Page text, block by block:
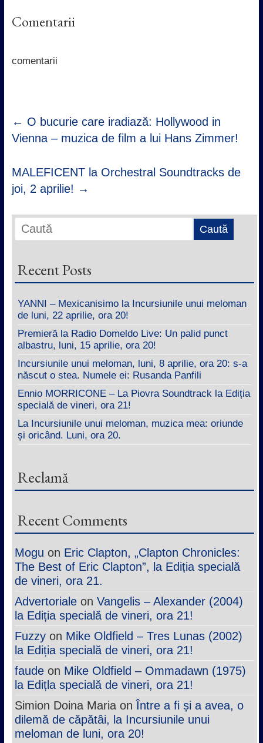
e
b
k
t
t
t
s
p
k
e
Comentarii
comentarii
← O bucurie care iradiază: Hollywood in
Vienna – muzica de film a lui Hans Zimmer!
MALEFICENT la Orchestral Soundtracks de
joi, 2 aprilie! →
Recent Posts
YANNI – Mexicanisimo la Incursiunile unui meloman
de luni, 22 aprilie, ora 20!
Premieră la Radio Domeldo Live: Un palid punct
albastru, luni, 15 aprilie, ora 20!
Incursiunile unui meloman, luni, 8 aprilie, ora 20: s-a
născut o stea. Numele ei: Rusanda Panfili
Ennio MORRICONE – La Piovra Soundtrack la Ediția
specială de vineri, ora 21!
La Incursiunile unui meloman, muzica mea: oriunde
și oricând. Luni, ora 20.
Reclamă
Recent Comments
Mogu on Eric Clapton, „Clapton Chronicles:
The Best of Eric Clapton”, la Ediția specială
de vineri, ora 21.
Advertorialeon Vangelis – Alexander (2004)
la Ediția specială de vineri, ora 21!
Fuzzyon Mike Oldfield – Tres Lunas (2002)
la Ediția specială de vineri, ora 21!
faudeon Mike Oldfield – Ommadawn (1975)
la Edițla specială de vineri, ora 21!
Simion Doina MariaonÎntre a fi și a avea, o
dilemă de căpătâi, la Incursiunile unui
meloman de luni, ora 20!